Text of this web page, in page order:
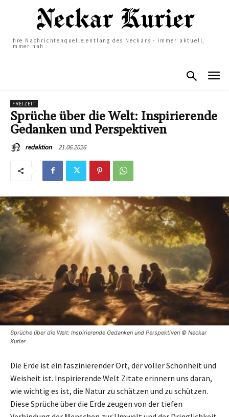
Ihre Nachrichtenquelle entlang des Neckars - immer aktuell,
immer nah
FREIZEIT
Sprüche über die Welt: Inspirierende
Gedanken und Perspektiven
redaktion 21.06.2026
Sprüche über die Welt: Inspirierende Gedanken und Perspektiven © Neckar
Kurier
Die Erde ist ein faszinierender Ort, der voller Schönheit und
Weisheit ist. Inspirierende Welt Zitate erinnern uns daran,
wie wichtig es ist, die Natur zu schätzen und zu schützen.
Diese Sprüche über die Erde zeugen von der tiefen